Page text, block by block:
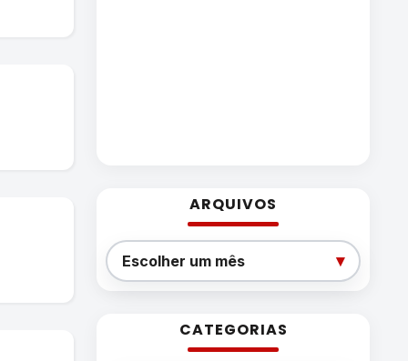
ARQUIVOS
Arquivos
Escolher um mês ▾
CATEGORIAS